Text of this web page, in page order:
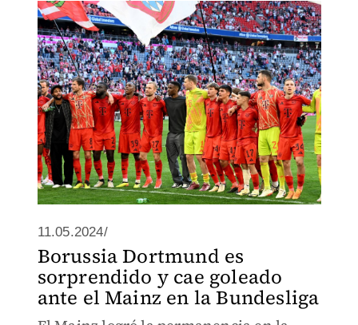
11.05.2024/
Borussia Dortmund es
sorprendido y cae goleado
ante el Mainz en la Bundesliga